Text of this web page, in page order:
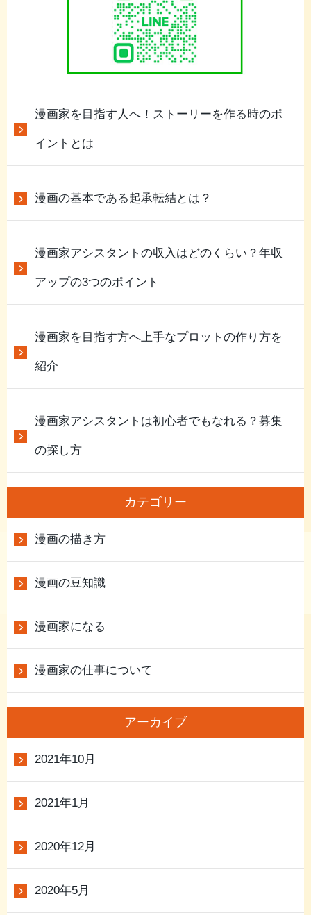
漫画家を目指す人へ！ストーリーを作る時のポ
イントとは
漫画の基本である起承転結とは？
漫画家アシスタントの収入はどのくらい？年収
アップの3つのポイント
漫画家を目指す方へ上手なプロットの作り方を
紹介
漫画家アシスタントは初心者でもなれる？募集
の探し方
カテゴリー
漫画の描き方
漫画の豆知識
漫画家になる
漫画家の仕事について
アーカイブ
2021年10月
2021年1月
2020年12月
2020年5月